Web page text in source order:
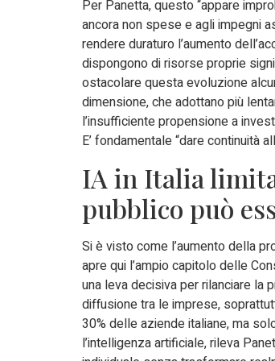
Per Panetta, questo “appare
ancora non spese e agli impegni
rendere duraturo l’aumento
dispongono di risorse proprie
ostacolare questa evoluzione
dimensione, che adottano più
l’insufficiente propensione a
E’ fondamentale “dare continuità
IA in Italia
pubblico può
Si è visto come l’aumento della
apre qui l’ampio capitolo delle
una leva decisiva per rilanciare la
diffusione tra le imprese,
30% delle aziende italiane, ma
l’intelligenza artificiale, rileva